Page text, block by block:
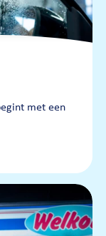
met een